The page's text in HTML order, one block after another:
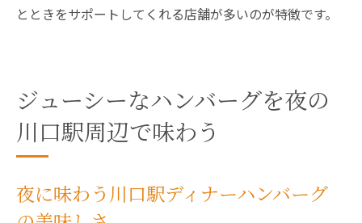
とときをサポートしてくれる店舗が多いのが特徴です。
ジューシーなハンバーグを夜の
川口駅周辺で味わう
夜に味わう川口駅ディナーハンバーグ